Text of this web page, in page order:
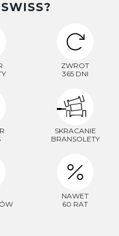
ZWROT
365 DNI
SKRACANIE
BRANSOLETY
NAWET
60 RAT